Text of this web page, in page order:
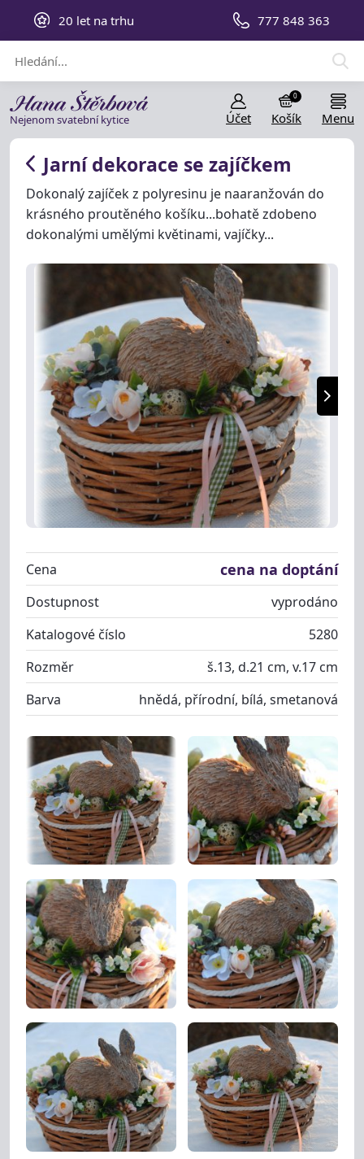
20 let na trhu 777 848 363
Nejenom svatební kytice Účet Košík
0
Menu
Jarní dekorace se zajíčkem
Dokonalý zajíček z polyresinu je naaranžován do
krásného proutěného košíku...bohatě zdobeno
dokonalými umělými květinami, vajíčky...
Cena cena na doptání
Dostupnost
vyprodáno
Katalogové číslo
5280
Rozměr
š.13, d.21 cm, v.17 cm
Barva
hnědá, přírodní, bílá, smetanová